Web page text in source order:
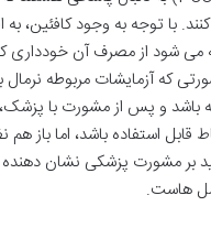
با توجه به وجود کافئین، به
می شود از مصرف آن خودداری
که آزمایشات مربوطه نرمال
باشد و پس از مشورت با
قابل استفاده باشد، اما باز
بر مشورت پزشکی نشان
هاست.